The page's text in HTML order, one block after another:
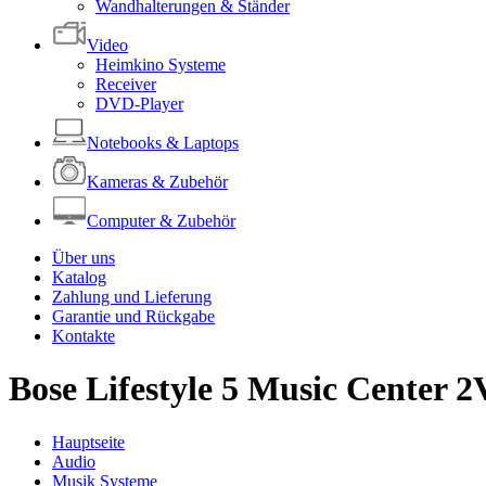
Wandhalterungen & Ständer
Video
Heimkino Systeme
Receiver
DVD-Player
Notebooks & Laptops
Kameras & Zubehör
Computer & Zubehör
Über uns
Katalog
Zahlung und Lieferung
Garantie und Rückgabe
Kontakte
Bose Lifestyle 5 Music Center
Hauptseite
Audio
Musik Systeme